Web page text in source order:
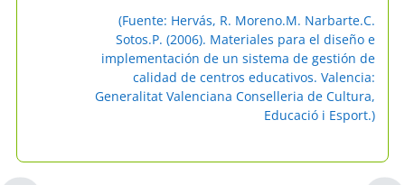
(Fuente: Hervás, R. Moreno.M. Narbarte.C.
Sotos.P. (2006). Materiales para el diseño e
implementación de un sistema de gestión de
calidad de centros educativos. Valencia:
Generalitat Valenciana Conselleria de Cultura,
Educació i Esport.)